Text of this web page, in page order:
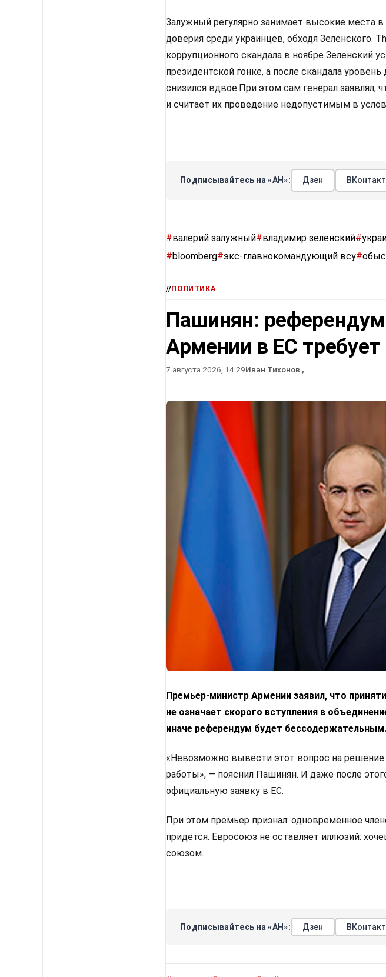
Залужный регулярно занимает высокие места в
доверия среди украинцев, обходя Зеленского.
коррупционного скандала в ноябре Зеленский
президентской гонке, а после скандала
снизился вдвое.При этом сам генерал заявлял,
и считает их проведение недопустимым в
Подписывайтесь на «АН»: Дзен
#валерий залужный#владимир зеленский#
#bloomberg#экс-главнокомандующий всу#
//ПОЛИТИКА
Пашинян: референдум
Армении в ЕС требует
7 августа 2026, 14:29Иван Тихонов ,
Премьер-министр Армении заявил, что
не означает скорого вступления в
иначе референдум будет бессодержательным.
«Невозможно вывести этот вопрос на решение
работы», — пояснил Пашинян. И даже после
официальную заявку в ЕС.
При этом премьер признал: одновременное
придётся. Евросоюз не оставляет иллюзий:
союзом.
Подписывайтесь на «АН»: Дзен